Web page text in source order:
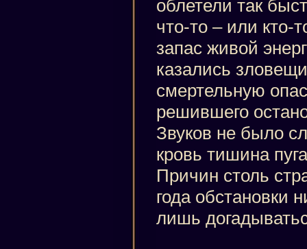
облетели так
что-то – или кто-
запас живой
казались
смертельную
решившего
Звуков не было
кровь тишина
Причин столь
года обстановки
лишь